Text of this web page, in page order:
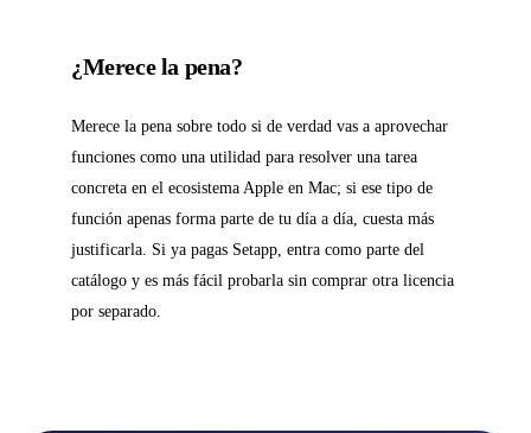
¿Merece la pena?
Merece la pena sobre todo si de verdad vas a aprovechar
funciones como una utilidad para resolver una tarea
concreta en el ecosistema Apple en Mac; si ese tipo de
función apenas forma parte de tu día a día, cuesta más
justificarla. Si ya pagas Setapp, entra como parte del
catálogo y es más fácil probarla sin comprar otra licencia
por separado.